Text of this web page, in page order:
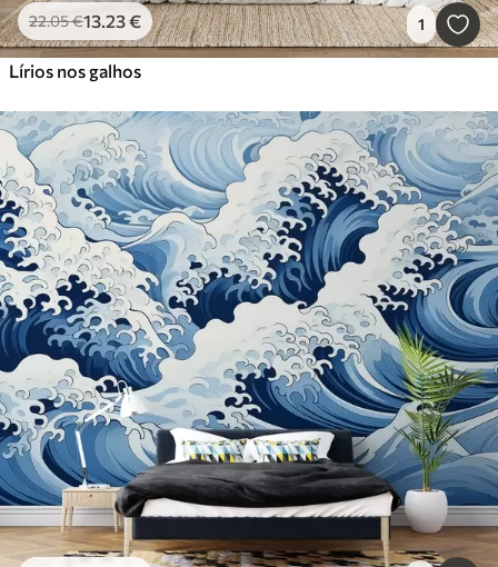
22.05€13.23€ 1
Lírios nos galhos